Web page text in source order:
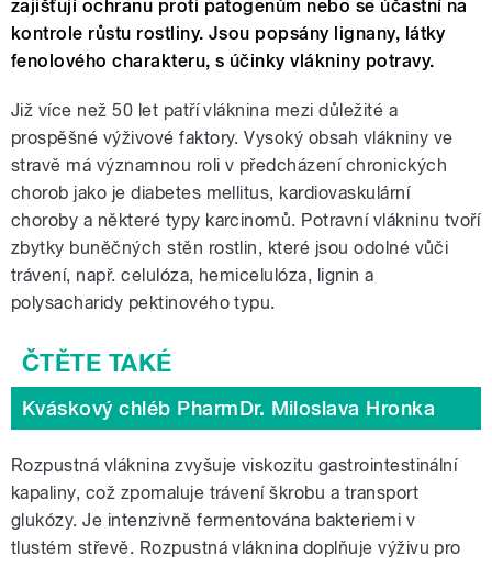
zajišťují ochranu proti patogenům nebo se účastní na
kontrole růstu rostliny. Jsou popsány lignany, látky
fenolového charakteru, s účinky vlákniny potravy.
Již více než 50 let patří vláknina mezi důležité a
prospěšné výživové faktory. Vysoký obsah vlákniny ve
stravě má významnou roli v předcházení chronických
chorob jako je diabetes mellitus, kardiovaskulární
choroby a některé typy karcinomů. Potravní vlákninu tvoří
zbytky buněčných stěn rostlin, které jsou odolné vůči
trávení, např. celulóza, hemicelulóza, lignin a
polysacharidy pektinového typu.
Kváskový chléb PharmDr. Miloslava Hronka
Rozpustná vláknina zvyšuje viskozitu gastrointestinální
kapaliny, což zpomaluje trávení škrobu a transport
glukózy. Je intenzivně fermentována bakteriemi v
tlustém střevě. Rozpustná vláknina doplňuje výživu pro